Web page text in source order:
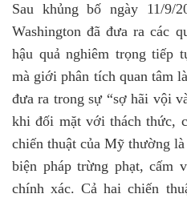
Sau khủng bố ngày 11/9/
Washington đã đưa ra các
hậu quả nghiêm trọng tiếp
mà giới phân tích quan tâm
đưa ra trong sự “sợ hãi vội
khi đối mặt với thách thức,
chiến thuật của Mỹ thường
biện pháp trừng phạt, cấm
chính xác. Cả hai chiến